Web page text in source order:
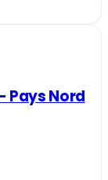
Pays Nord